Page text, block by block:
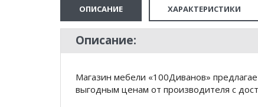
ОПИСАНИЕ ХАРАКТЕРИСТИКИ
Описание:
Магазин мебели «100Диванов»
выгодным ценам от производителя с